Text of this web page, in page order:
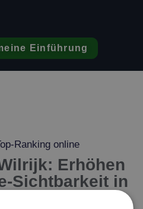
Einführung
Ranking online
Erhöhen
Sichtbarkeit in